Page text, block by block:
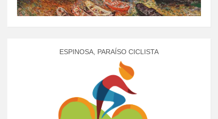
ESPINOSA, PARAÍSO CICLISTA